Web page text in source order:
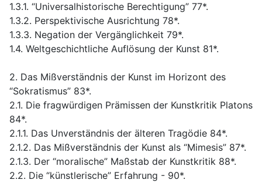
1.3.1. “Universalhistorische Berechtigung” 77*.
1.3.2. Perspektivische Ausrichtung 78*.
1.3.3. Negation der Vergänglichkeit 79*.
1.4. Weltgeschichtliche Auflösung der Kunst 81*.
2. Das Mißverständnis der Kunst im Horizont des
“Sokratismus” 83*.
2.1. Die fragwürdigen Prämissen der Kunstkritik Platons
84*.
2.1.1. Das Unverständnis der älteren Tragödie 84*.
2.1.2. Das Mißverständnis der Kunst als “Mimesis” 87*.
2.1.3. Der “moralische” Maßstab der Kunstkritik 88*.
2.2. Die “künstlerische” Erfahrung - 90*.